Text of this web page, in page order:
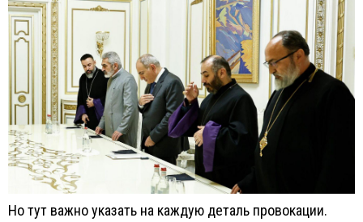
Но тут важно указать на каждую деталь провокации.